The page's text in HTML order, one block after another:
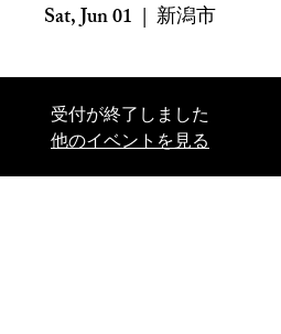
Sat, Jun 01
  |
新潟市
受付が終了しました
他のイベントを見る